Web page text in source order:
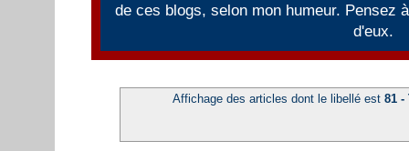
de ces blogs, selon mon humeur. Pensez
d'eux.
Affichage des articles dont le libellé est81 -